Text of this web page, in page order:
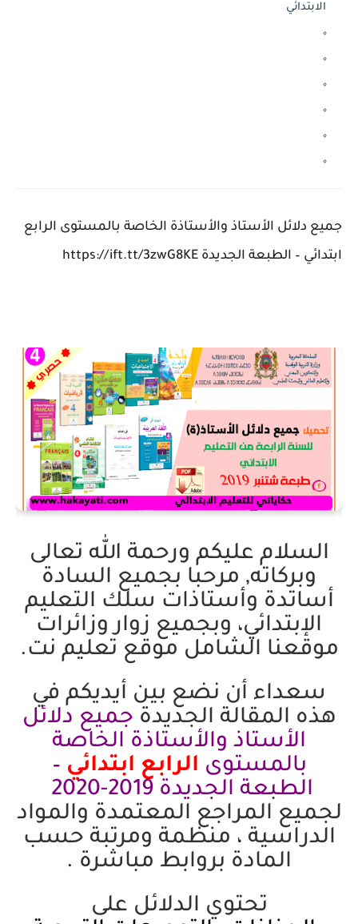
الابتدائي
جميع دلائل الأستاذ والأستاذة الخاصة بالمستوى الرابع
ابتدائي – الطبعة الجديدة https://ift.tt/3zwG8KE
السلام عليكم ورحمة الله تعالى
وبركاته, مرحبا بجميع السادة
أساتدة وأستاذات سلك التعليم
الإبتدائي، وبجميع زوار وزائرات
موقعنا الشامل موقع تعليم نت.
سعداء أن نضع بين أيديكم في
هذه المقالة الجديدة جميع دلائل
الأستاذ والأستاذة الخاصة
بالمستوى الرابع ابتدائي –
الطبعة الجديدة 2019-2020
لجميع المراجع المعتمدة والمواد
الدراسية ، منظمة ومرتبة حسب
المادة بروابط مباشرة .
تحتوي الدلائل على